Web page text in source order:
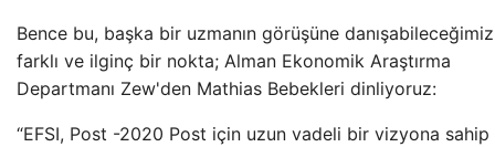
Bence bu, başka bir uzmanın görüşüne danışabileceğimiz
farklı ve ilginç bir nokta; Alman Ekonomik Araştırma
Departmanı Zew'den Mathias Bebekleri dinliyoruz:
“EFSI, Post -2020 Post için uzun vadeli bir vizyona sahip